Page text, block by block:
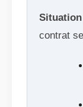
Situation
contrat